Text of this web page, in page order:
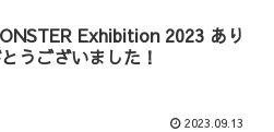
Exhibition 2023 あり
うございました！
2023.09.13